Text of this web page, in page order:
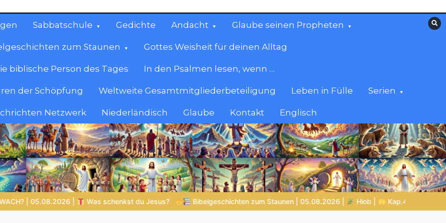
Sabbatschule Gedichte Andacht Glaube seinen Propheten
zum Staunen Gottes Weisheit für deinen Alltag
biblische Person des Tages In den Psalmen lesen, wenn …
der Schöpfung Weltweite Gesamtmitgliederbeteiligung Leben in Fülle Serien
Netzwerk Niederländisch Glaube Kontakt Englisch
du Jesus? Bibelgeschichten zum Staunen | 05.08.2026 | Hiob | Kap.40 – Hiob wird still vor Gott DIE STILLE